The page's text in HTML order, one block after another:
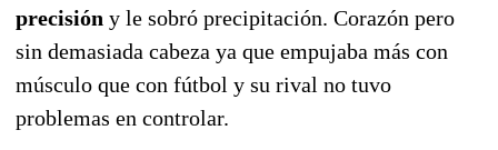
precisión y le sobró precipitación. Corazón pero
sin demasiada cabeza ya que empujaba más con
músculo que con fútbol y su rival no tuvo
problemas en controlar.